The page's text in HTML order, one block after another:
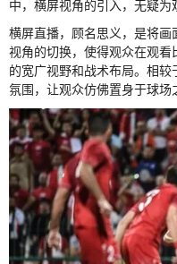
中，横屏视角的引入，无疑为
横屏直播，顾名思义，是将
视角的切换，使得观众在观
的宽广视野和战术布局。相
氛围，让观众仿佛置身于球场